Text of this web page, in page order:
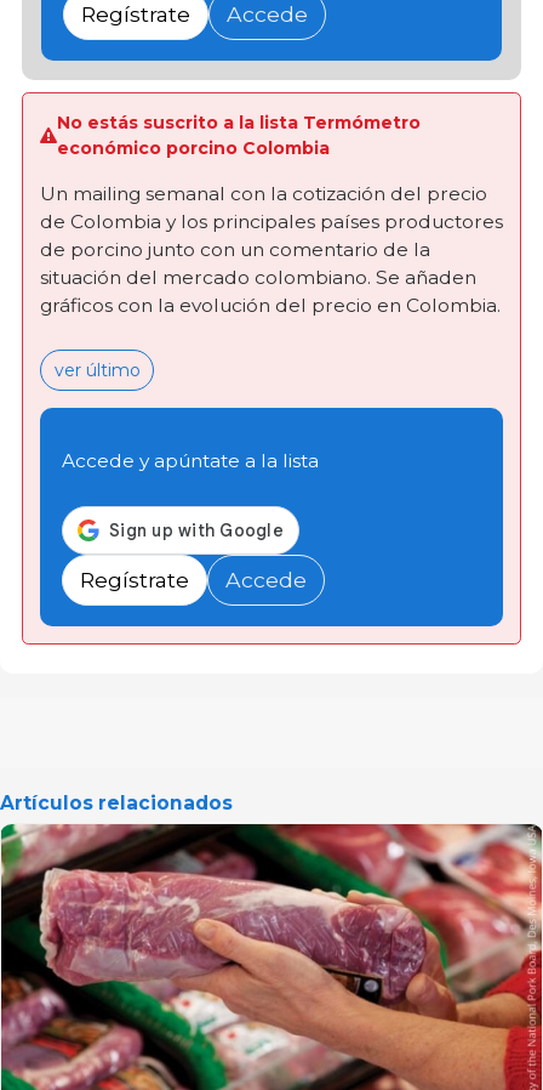
Regístrate Accede
No estás suscrito a la lista Termómetro
económico porcino Colombia
Un mailing semanal con la cotización del precio
de Colombia y los principales países productores
de porcino junto con un comentario de la
situación del mercado colombiano. Se añaden
gráficos con la evolución del precio en Colombia.
ver último
Accede y apúntate a la lista
Regístrate Accede
Artículos relacionados